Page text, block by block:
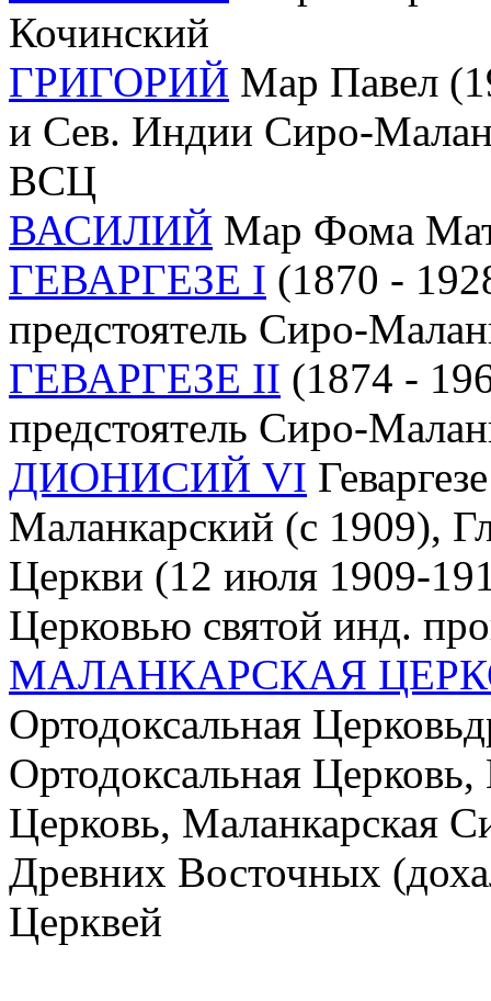
Кочинский
ГРИГОРИЙ Мар Павел
и Сев. Индии Сиро-
ВСЦ
ВАСИЛИЙ Мар Фома
ГЕВАРГЕЗЕ I (1870 -
предстоятель Сиро-
ГЕВАРГЕЗЕ II (1874 -
предстоятель Сиро-
ДИОНИСИЙ VI
Маланкарский (с 1909),
Церкви (12 июля 1909-
Церковью святой инд.
МАЛАНКАРСКАЯ
Ортодоксальная
Ортодоксальная
Церковь, Маланкарская
Древних Восточных
Церквей